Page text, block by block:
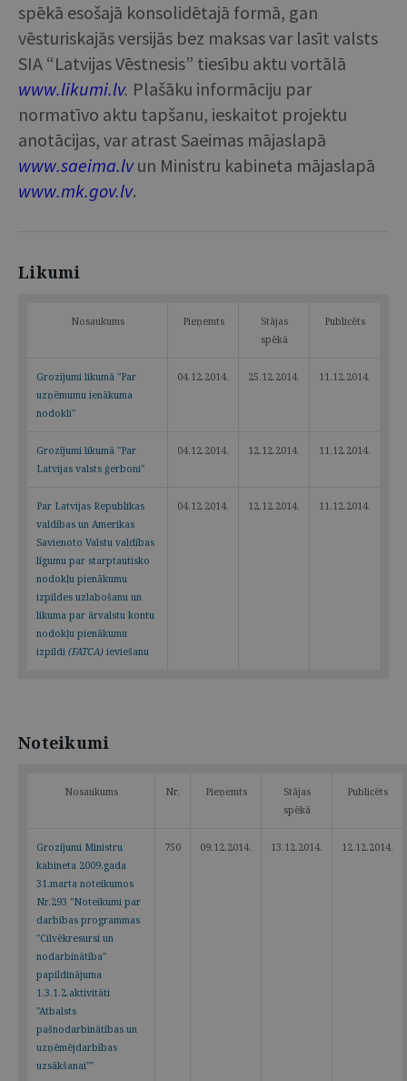
spēkā esošajā konsolidētajā formā, gan
vēsturiskajās versijās bez maksas var lasīt valsts
SIA “Latvijas Vēstnesis” tiesību aktu vortālā
www.likumi.lv. Plašāku informāciju par
normatīvo aktu tapšanu, ieskaitot projektu
anotācijas, var atrast Saeimas mājaslapā
www.saeima.lvun Ministru kabineta mājaslapā
www.mk.gov.lv.
Likumi
Nosaukums Pieņemts
Stājas
spēkā
Publicēts
Grozījumi likumā "Par
uzņēmumu ienākuma
nodokli"
04.12.2014. 25.12.2014. 11.12.2014.
Grozījumi likumā "Par
Latvijas valsts ģerboni"
04.12.2014. 12.12.2014. 11.12.2014.
Par Latvijas Republikas
valdības un Amerikas
Savienoto Valstu valdības
līgumu par starptautisko
nodokļu pienākumu
izpildes uzlabošanu un
likuma par ārvalstu kontu
nodokļu pienākumu
izpildi (FATCA) ieviešanu
04.12.2014. 12.12.2014. 11.12.2014.
Noteikumi
Nosaukums Nr. Pieņemts
Stājas
spēkā
Publicēts
Grozījumi Ministru
kabineta 2009.gada
31.marta noteikumos
Nr.293 "Noteikumi par
darbības programmas
"Cilvēkresursi un
nodarbinātība"
papildinājuma
1.3.1.2.aktivitāti
"Atbalsts
pašnodarbinātības un
uzņēmējdarbības
uzsākšanai""
750 09.12.2014. 13.12.2014. 12.12.2014.